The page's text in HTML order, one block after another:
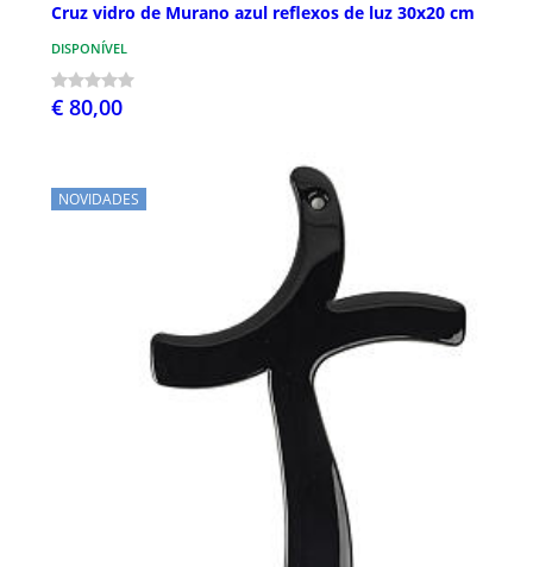
Cruz vidro de Murano azul reflexos de luz 30x20 cm
DISPONÍVEL
€ 80,00
NOVIDADES